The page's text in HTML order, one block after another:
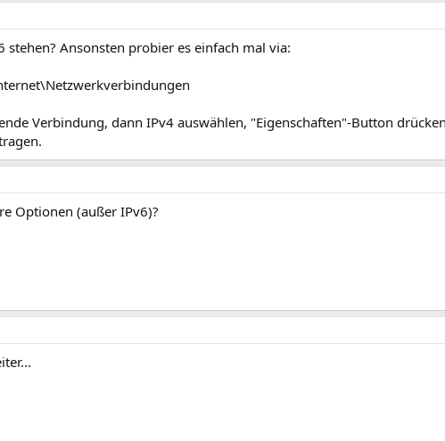
Ansonsten probier es einfach mal via:
Verbindung, dann IPv4 auswählen, "Eigenschaften"-Button
Optionen (außer IPv6)?